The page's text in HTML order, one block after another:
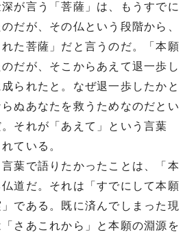
が言う「菩薩」は、もうすでに
だが、その仏という段階から、
た菩薩」だと言うのだ。「本願
だが、そこからあえて退一歩し
られたと。なぜ退一歩したかと
ぬあなたを救うためなのだとい
それが「あえて」という言葉
ている。
葉で語りたかったことは、「本
道だ。それは「すでにして本願
である。既に済んでしまった現
さあこれから」と本願の淵源を